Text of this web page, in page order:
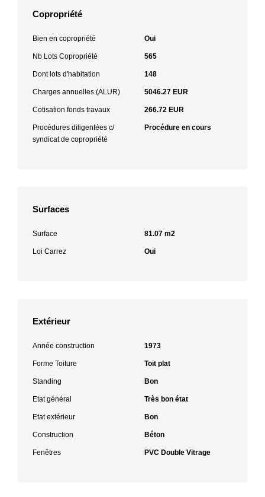
Copropriété
Bien en copropriété Oui
Nb Lots Copropriété 565
Dont lots d'habitation 148
Charges annuelles (ALUR) 5046.27 EUR
Cotisation fonds travaux 266.72 EUR
Procédures diligentées c/
syndicat de copropriété
Procédure en cours
Surfaces
Surface 81.07 m2
Loi Carrez Oui
Extérieur
Année construction 1973
Forme Toiture Toit plat
Standing Bon
Etat général Très bon état
Etat extérieur Bon
Construction Béton
Fenêtres PVC Double Vitrage